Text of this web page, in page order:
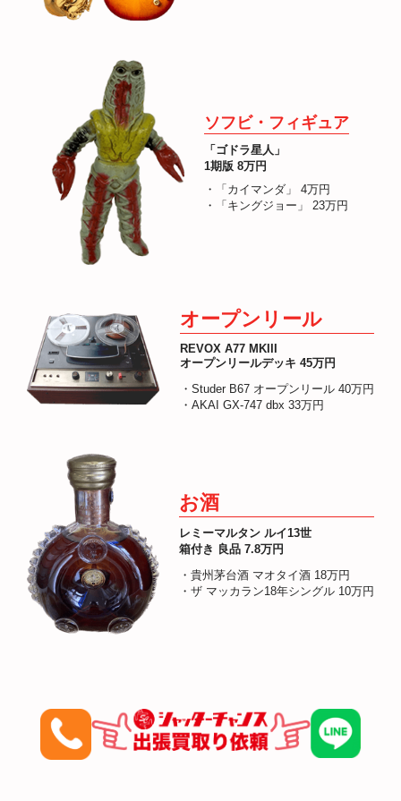
ソフビ・フィギュア
「ゴドラ星人」
1期版 8万円
・「カイマンダ」 4万円
・「キングジョー」 23万円
オープンリール
REVOX A77 MKIII
オープンリールデッキ 45万円
・Studer B67 オープンリール 40万円
・AKAI GX-747 dbx 33万円
お酒
レミーマルタン ルイ13世
箱付き 良品 7.8万円
・貴州茅台酒 マオタイ酒 18万円
・ザ マッカラン18年シングル 10万円